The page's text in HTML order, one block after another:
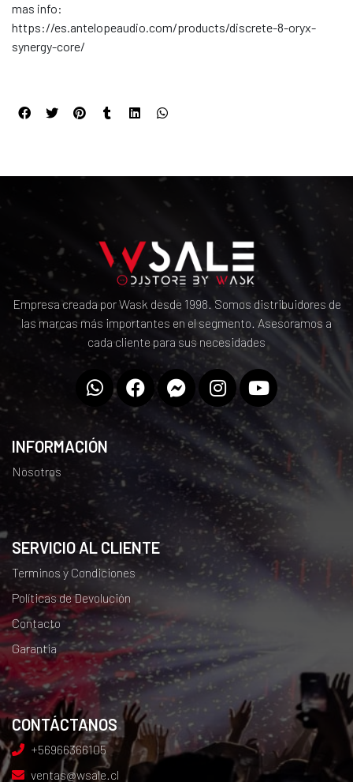
mas info:
https://es.antelopeaudio.com/products/discrete-8-oryx-
synergy-core/
Empresa creada por Wask desde 1998. Somos distribuidores de
las marcas más importantes en el segmento. Asesoramos a
cada cliente para sus necesidades
INFORMACIÓN
Nosotros
SERVICIO AL CLIENTE
Terminos y Condiciones
Políticas de Devolución
Contacto
Garantia
CONTÁCTANOS
+56966366105
ventas@wsale.cl